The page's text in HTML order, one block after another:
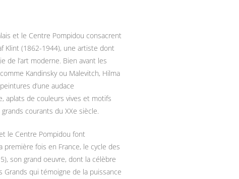
et le Centre Pompidou consacrent
Klint (1862-1944), une artiste dont
de l’art moderne. Bien avant les
Kandinsky ou Malevitch, Hilma
d’une audace
aplats de couleurs vives et motifs
courants du XXe siècle.
le Centre Pompidou font
fois en France, le cycle des
son grand oeuvre, dont la célèbre
qui témoigne de la puissance